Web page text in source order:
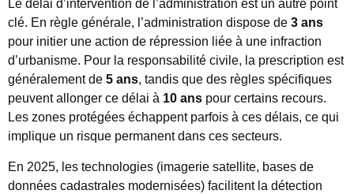
Le délai d’intervention de l’administration est un autre point
clé. En règle générale, l’administration dispose de 3 ans
pour initier une action de répression liée à une infraction
d’urbanisme. Pour la responsabilité civile, la prescription est
généralement de 5 ans, tandis que des règles spécifiques
peuvent allonger ce délai à 10 ans pour certains recours.
Les zones protégées échappent parfois à ces délais, ce qui
implique un risque permanent dans ces secteurs.
En 2025, les technologies (imagerie satellite, bases de
données cadastrales modernisées) facilitent la détection